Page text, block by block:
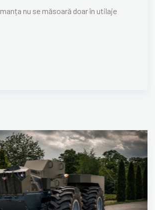
nu se măsoară doar în utilaje